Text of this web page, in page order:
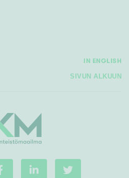
IN ENGLISH
SIVUN ALKUUN